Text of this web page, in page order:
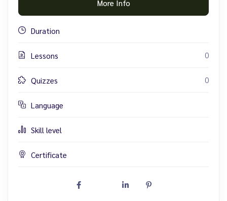
More Info
Duration
Lessons 0
Quizzes 0
Language
Skill level
Certificate